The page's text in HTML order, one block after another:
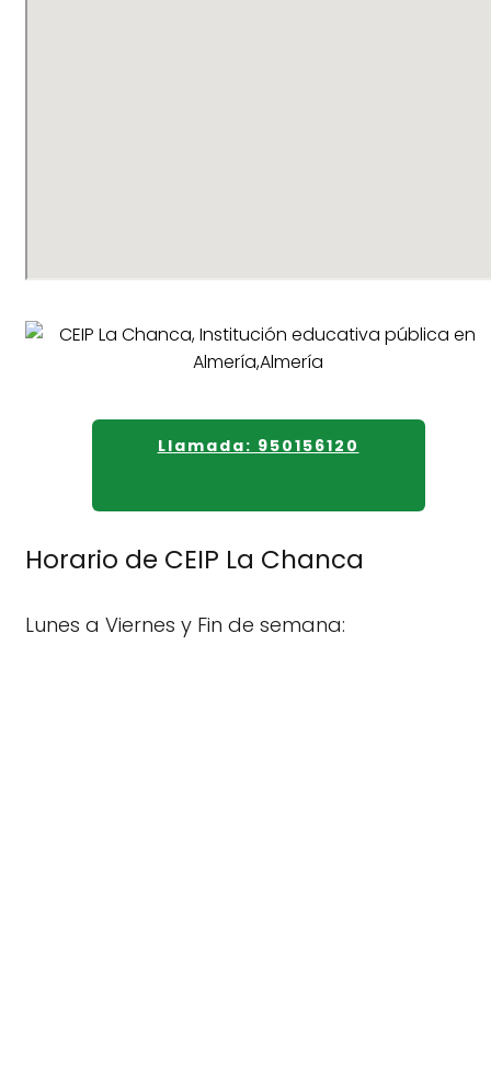
Llamada: 950156120
Horario de CEIP La Chanca
Lunes a Viernes y Fin de semana: